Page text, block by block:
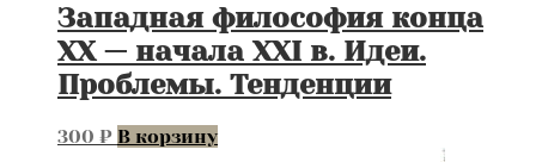
Западная философия конца
XX — начала XXI в. Идеи.
Проблемы. Тенденции
300 ₽ В корзину